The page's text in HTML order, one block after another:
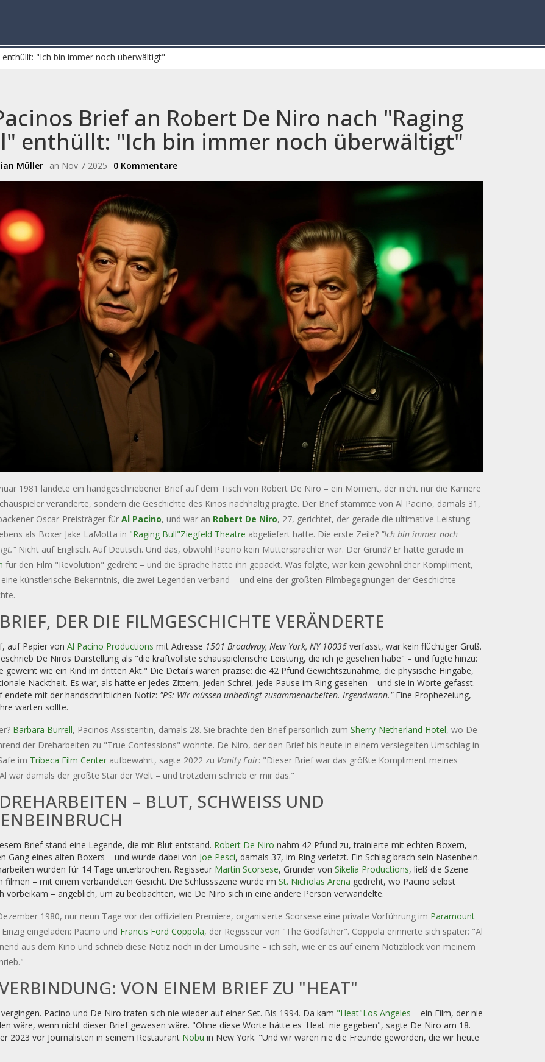
"Ich bin immer noch überwältigt"
Brief an Robert De Niro nach "Raging
enthüllt: "Ich bin immer noch überwältigt"
Müller an Nov 7 2025 0 Kommentare
1981 landete ein handgeschriebener Brief auf dem Tisch von Robert De Niro – ein Moment, der nicht nur die Karriere
veränderte, sondern die Geschichte des Kinos nachhaltig prägte. Der Brief stammte von Al Pacino, damals 31,
Oscar-Preisträger für Al Pacino, und war an Robert De Niro, 27, gerichtet, der gerade die ultimative Leistung
als Boxer Jake LaMotta in "Raging Bull"Ziegfeld Theatre abgeliefert hatte. Die erste Zeile? "Ich bin immer noch
Nicht auf Englisch. Auf Deutsch. Und das, obwohl Pacino kein Muttersprachler war. Der Grund? Er hatte gerade in
für den Film "Revolution" gedreht – und die Sprache hatte ihn gepackt. Was folgte, war kein gewöhnlicher Kompliment,
künstlerische Bekenntnis, die zwei Legenden verband – und eine der größten Filmbegegnungen der Geschichte
DER DIE FILMGESCHICHTE VERÄNDERTE
auf Papier von Al Pacino Productions mit Adresse 1501 Broadway, New York, NY 10036verfasst, war kein flüchtiger Gruß.
De Niros Darstellung als "die kraftvollste schauspielerische Leistung, die ich je gesehen habe" – und fügte hinzu:
geweint wie ein Kind im dritten Akt." Die Details waren präzise: die 42 Pfund Gewichtszunahme, die physische Hingabe,
Nacktheit. Es war, als hätte er jedes Zittern, jeden Schrei, jede Pause im Ring gesehen – und sie in Worte gefasst.
endete mit der handschriftlichen Notiz: "PS: Wir müssen unbedingt zusammenarbeiten. Irgendwann."Eine Prophezeiung,
warten sollte.
Barbara Burrell, Pacinos Assistentin, damals 28. Sie brachte den Brief persönlich zum Sherry-Netherland Hotel, wo De
der Dreharbeiten zu "True Confessions" wohnte. De Niro, der den Brief bis heute in einem versiegelten Umschlag in
im Tribeca Film Centeraufbewahrt, sagte 2022 zu Vanity Fair: "Dieser Brief war das größte Kompliment meines
war damals der größte Star der Welt – und trotzdem schrieb er mir das."
– BLUT, SCHWEISS UND N
Brief stand eine Legende, die mit Blut entstand. Robert De Niro nahm 42 Pfund zu, trainierte mit echten Boxern,
Gang eines alten Boxers – und wurde dabei von Joe Pesci, damals 37, im Ring verletzt. Ein Schlag brach sein Nasenbein.
wurden für 14 Tage unterbrochen. Regisseur Martin Scorsese, Gründer von Sikelia Productions, ließ die Szene
filmen – mit einem verbandelten Gesicht. Die Schlussszene wurde im St. Nicholas Arena gedreht, wo Pacino selbst
vorbeikam – angeblich, um zu beobachten, wie De Niro sich in eine andere Person verwandelte.
1980, nur neun Tage vor der offiziellen Premiere, organisierte Scorsese eine private Vorführung im Paramount
Einzig eingeladen: Pacino und Francis Ford Coppola, der Regisseur von "The Godfather". Coppola erinnerte sich später: "Al
aus dem Kino und schrieb diese Notiz noch in der Limousine – ich sah, wie er es auf einem Notizblock von meinem
VON EINEM BRIEF ZU "HEAT"
vergingen. Pacino und De Niro trafen sich nie wieder auf einer Set. Bis 1994. Da kam "Heat"Los Angeles – ein Film, der nie
wäre, wenn nicht dieser Brief gewesen wäre. "Ohne diese Worte hätte es 'Heat' nie gegeben", sagte De Niro am 18.
2023 vor Journalisten in seinem Restaurant Nobu in New York. "Und wir wären nie die Freunde geworden, die wir heute